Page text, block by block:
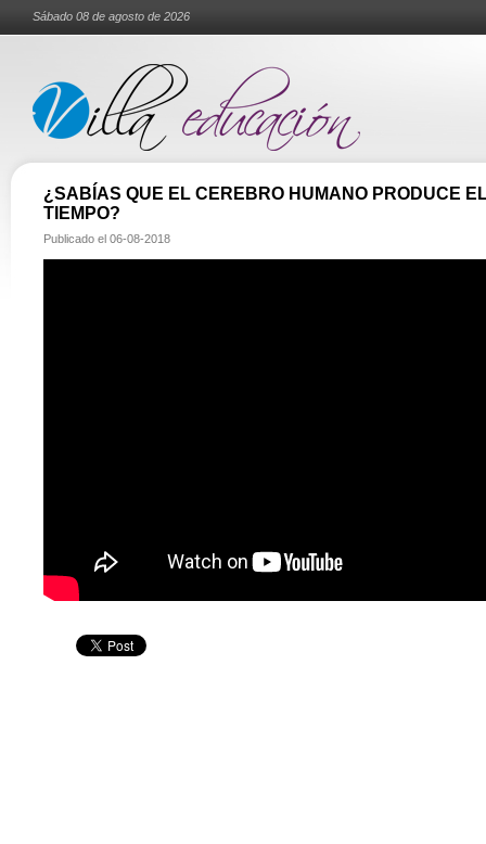
Sábado 08 de agosto de 2026
¿SABÍAS QUE EL CEREBRO HUMANO PRODUCE
TIEMPO?
Publicado el 06-08-2018